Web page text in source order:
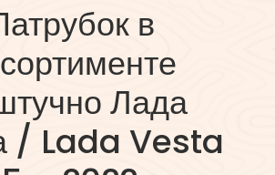
в
Лада
/ Lada Vesta